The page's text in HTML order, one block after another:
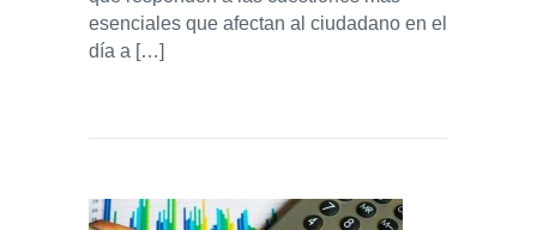
esenciales que afectan al ciudadano en el
día a […]